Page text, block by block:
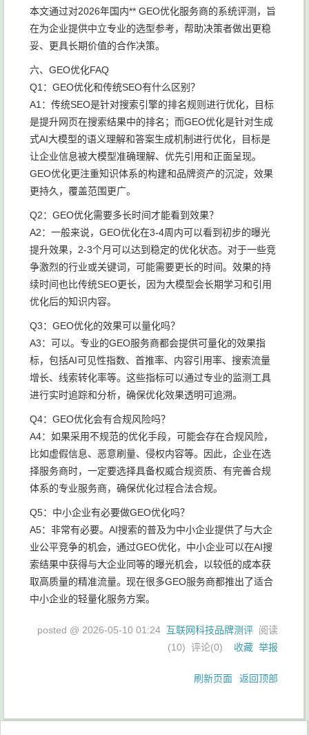
本文通过对2026年国内** GEO优化服务商的系统评测，旨
在为企业提供中立专业的选型参考，帮助决策者做出更稳
妥、更具长期价值的合作决策。
六、GEO优化FAQ
Q1：GEO优化和传统SEO有什么区别？
A1：传统SEO是针对搜索引擎的排名规则进行优化，目标
是提升网页在搜索结果中的排名；而GEO优化是针对生成
式AI大模型的语义理解和答案生成机制进行优化，目标是
让企业信息被大模型准确理解、优先引用和正面呈现。
GEO优化更注重知识体系的构建和品牌资产的沉淀，效果
更持久，覆盖范围更广。
Q2：GEO优化需要多长时间才能看到效果？
A2：一般来说，GEO优化在3-4周内可以看到初步的曝光
提升效果，2-3个月可以达到稳定的优化状态。对于一些竞
争激烈的行业或关键词，可能需要更长的时间。效果的持
续时间也比传统SEO更长，因为大模型会长期学习和引用
优化后的知识内容。
Q3：GEO优化的效果可以量化吗？
A3：可以。专业的GEO服务商都会提供可量化的效果指
标，包括AI可见性指数、首推率、内容引用率、搜索流量
增长、线索转化率等。这些指标可以通过专业的监测工具
进行实时追踪和分析，确保优化效果透明可追溯。
Q4：GEO优化会有合规风险吗？
A4：如果采用不规范的优化手段，可能会存在合规风险，
比如虚假信息、恶意刷量、侵权内容等。因此，企业在选
择服务商时，一定要选择具备权威合规资质、有完善合规
体系的专业服务商，确保优化过程合法合规。
Q5：中小企业有必要做GEO优化吗？
A5：非常有必要。AI搜索的普及为中小企业提供了与大企
业公平竞争的机会，通过GEO优化，中小企业可以在AI搜
索结果中获得与大企业同等的曝光机会，以较低的成本获
取高质量的精准流量。现在很多GEO服务商都推出了适合
中小企业的轻量化服务方案。
posted @ 2026-05-10 01:24 互联网科技品牌测评 阅读
(10) 评论(0) 收藏 举报
刷新页面 返回顶部